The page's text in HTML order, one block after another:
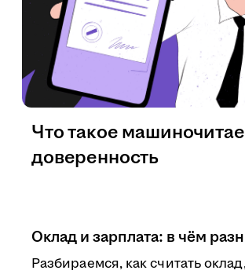
Оклад и зарплата: в чём
Разбираемся, как считать
Что такое
доверенность